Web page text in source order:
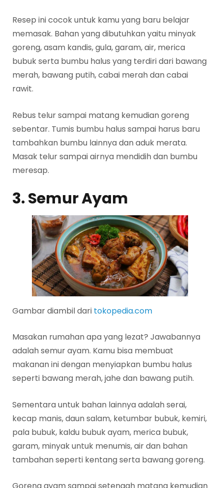
Resep ini cocok untuk kamu yang baru belajar
memasak. Bahan yang dibutuhkan yaitu minyak
goreng, asam kandis, gula, garam, air, merica
bubuk serta bumbu halus yang terdiri dari bawang
merah, bawang putih, cabai merah dan cabai
rawit.
Rebus telur sampai matang kemudian goreng
sebentar. Tumis bumbu halus sampai harus baru
tambahkan bumbu lainnya dan aduk merata.
Masak telur sampai airnya mendidih dan bumbu
meresap.
3. Semur Ayam
Gambar diambil dari tokopedia.com
Masakan rumahan apa yang lezat? Jawabannya
adalah semur ayam. Kamu bisa membuat
makanan ini dengan menyiapkan bumbu halus
seperti bawang merah, jahe dan bawang putih.
Sementara untuk bahan lainnya adalah serai,
kecap manis, daun salam, ketumbar bubuk, kemiri,
pala bubuk, kaldu bubuk ayam, merica bubuk,
garam, minyak untuk menumis, air dan bahan
tambahan seperti kentang serta bawang goreng.